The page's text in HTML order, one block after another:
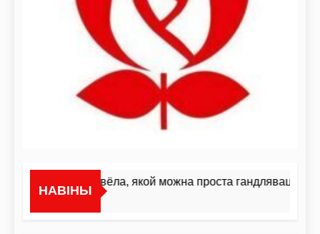
НАВІНЫ
«Я не жывёла, якой можна проста гандляваць»У